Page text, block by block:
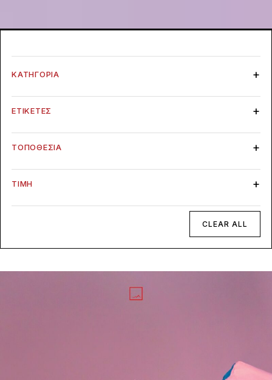
ΚΑΤΗΓΟΡΊΑ
ΕΤΙΚΈΤΕΣ
ΤΟΠΟΘΕΣΊΑ
ΤΙΜΉ
CLEAR ALL